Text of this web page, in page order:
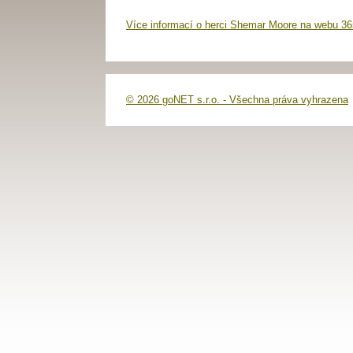
Více informací o herci Shemar Moore na webu
© 2026 goNET s.r.o. - Všechna práva vyhrazena